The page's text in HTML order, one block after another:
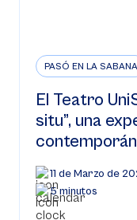
PASÓ EN LA SABANA
El Teatro
situ”, una
11 de Marzo de
5 minutos